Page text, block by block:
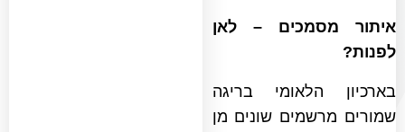
איתור מסמכים – לאן
לפנות?
בארכיון הלאומי בריגה
שמורים מרשמים שונים מן